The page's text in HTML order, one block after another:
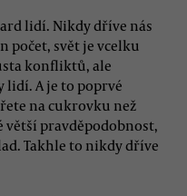
lidí. Nikdy dříve nás
počet, svět je vcelku
konfliktů, ale
lidí. A je to poprvé
na cukrovku než
pravděpodobnost,
Takhle to nikdy dříve